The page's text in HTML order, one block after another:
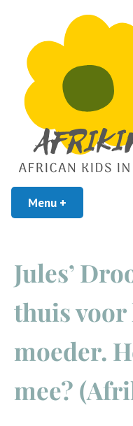
Afrikin
Menu +
Jules’
thuis voor
moeder.
mee?